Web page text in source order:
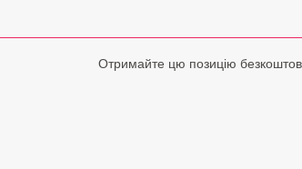
Отримайте цю позицію